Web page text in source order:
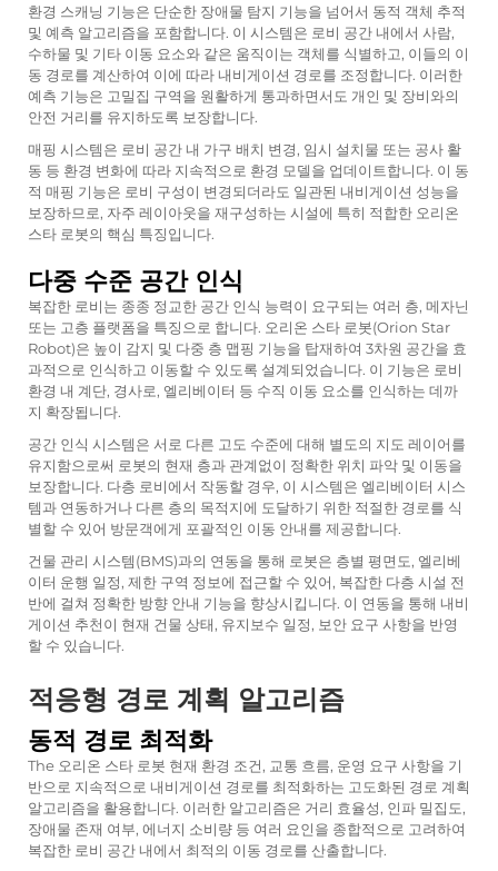
환경 스캐닝 기능은 단순한 장애물 탐지 기능을 넘어서 동적 객체 추적
및 예측 알고리즘을 포함합니다. 이 시스템은 로비 공간 내에서 사람,
수하물 및 기타 이동 요소와 같은 움직이는 객체를 식별하고, 이들의 이
동 경로를 계산하여 이에 따라 내비게이션 경로를 조정합니다. 이러한
예측 기능은 고밀집 구역을 원활하게 통과하면서도 개인 및 장비와의
안전 거리를 유지하도록 보장합니다.
매핑 시스템은 로비 공간 내 가구 배치 변경, 임시 설치물 또는 공사 활
동 등 환경 변화에 따라 지속적으로 환경 모델을 업데이트합니다. 이 동
적 매핑 기능은 로비 구성이 변경되더라도 일관된 내비게이션 성능을
보장하므로, 자주 레이아웃을 재구성하는 시설에 특히 적합한 오리온
스타 로봇의 핵심 특징입니다.
다중 수준 공간 인식
복잡한 로비는 종종 정교한 공간 인식 능력이 요구되는 여러 층, 메자닌
또는 고층 플랫폼을 특징으로 합니다. 오리온 스타 로봇(Orion Star
Robot)은 높이 감지 및 다중 층 맵핑 기능을 탑재하여 3차원 공간을 효
과적으로 인식하고 이동할 수 있도록 설계되었습니다. 이 기능은 로비
환경 내 계단, 경사로, 엘리베이터 등 수직 이동 요소를 인식하는 데까
지 확장됩니다.
공간 인식 시스템은 서로 다른 고도 수준에 대해 별도의 지도 레이어를
유지함으로써 로봇의 현재 층과 관계없이 정확한 위치 파악 및 이동을
보장합니다. 다층 로비에서 작동할 경우, 이 시스템은 엘리베이터 시스
템과 연동하거나 다른 층의 목적지에 도달하기 위한 적절한 경로를 식
별할 수 있어 방문객에게 포괄적인 이동 안내를 제공합니다.
건물 관리 시스템(BMS)과의 연동을 통해 로봇은 층별 평면도, 엘리베
이터 운행 일정, 제한 구역 정보에 접근할 수 있어, 복잡한 다층 시설 전
반에 걸쳐 정확한 방향 안내 기능을 향상시킵니다. 이 연동을 통해 내비
게이션 추천이 현재 건물 상태, 유지보수 일정, 보안 요구 사항을 반영
할 수 있습니다.
적응형 경로 계획 알고리즘
동적 경로 최적화
The 오리온 스타 로봇 현재 환경 조건, 교통 흐름, 운영 요구 사항을 기
반으로 지속적으로 내비게이션 경로를 최적화하는 고도화된 경로 계획
알고리즘을 활용합니다. 이러한 알고리즘은 거리 효율성, 인파 밀집도,
장애물 존재 여부, 에너지 소비량 등 여러 요인을 종합적으로 고려하여
복잡한 로비 공간 내에서 최적의 이동 경로를 산출합니다.